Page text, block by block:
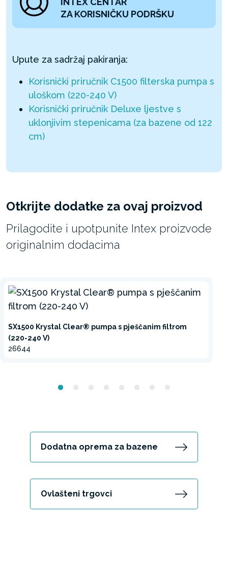
ZA KORISNIČKU PODRŠKU
Upute za sadržaj pakiranja:
Korisnički priručnik C1500 filterska pumpa s
uloškom (220-240 V)
Korisnički priručnik Deluxe ljestve s
uklonjivim stepenicama (za bazene od 122
cm)
Otkrijte dodatke za ovaj proizvod
Prilagodite i upotpunite Intex proizvode
originalnim dodacima
SX1500 Krystal Clear® pumpa s pješčanim filtrom
(220-240 V)
26644
Dodatna oprema za bazene
Ovlašteni trgovci